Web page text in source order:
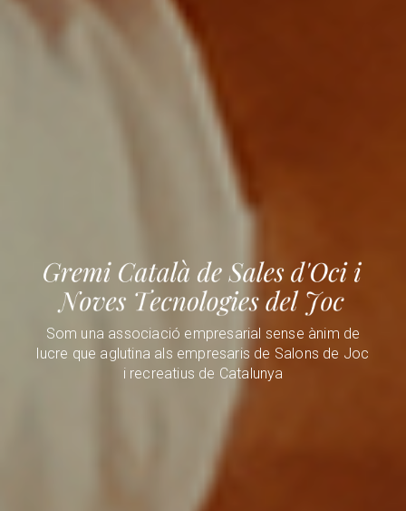
Som una associació empresarial sense ànim de
lucre que aglutina als empresaris de Salons de Joc
i recreatius de Catalunya